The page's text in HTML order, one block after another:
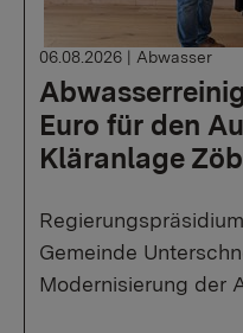
Euro für den
Kläranlage
06.08.2026 | Abwasser
Gemeinde
Modernisierung der